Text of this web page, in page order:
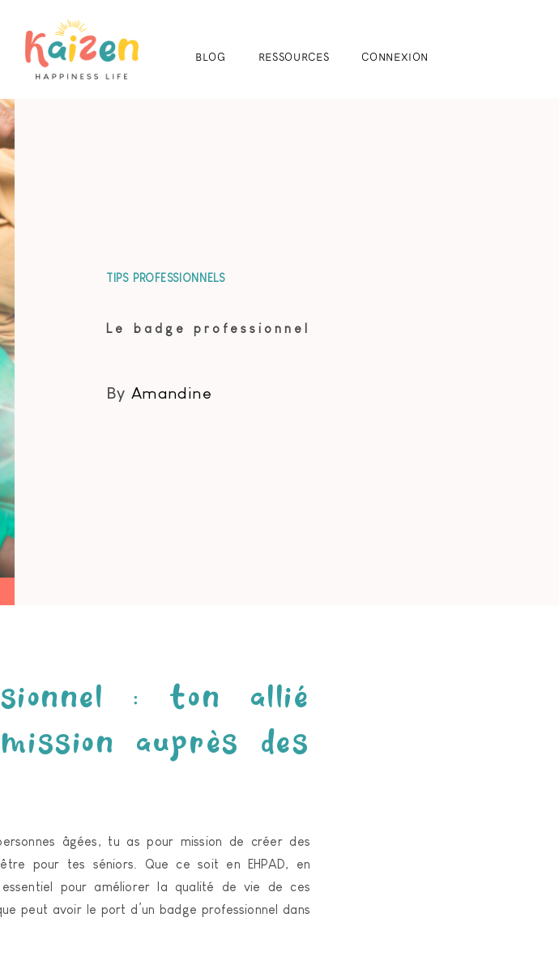
BLOG RESSOURCES CONNEXION
TIPS PROFESSIONNELS
Le badge professionnel
By Amandine
: ton allié
auprès des
âgées, tu as pour mission de créer des
pour tes séniors. Que ce soit en EHPAD, en
pour améliorer la qualité de vie de ces
peut avoir le port d’un badge professionnel dans